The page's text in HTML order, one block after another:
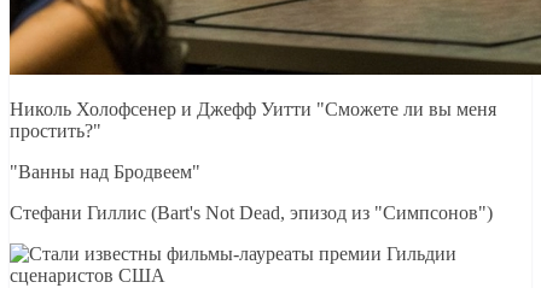
Николь Холофсенер и Джефф Уитти "Сможете ли вы меня
простить?"
"Ванны над Бродвеем"
Стефани Гиллис (Bart's Not Dead, эпизод из "Симпсонов")